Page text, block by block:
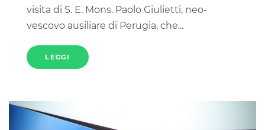
visita di S. E. Mons. Paolo Giulietti, neo-
vescovo ausiliare di Perugia, che...
LEGGI